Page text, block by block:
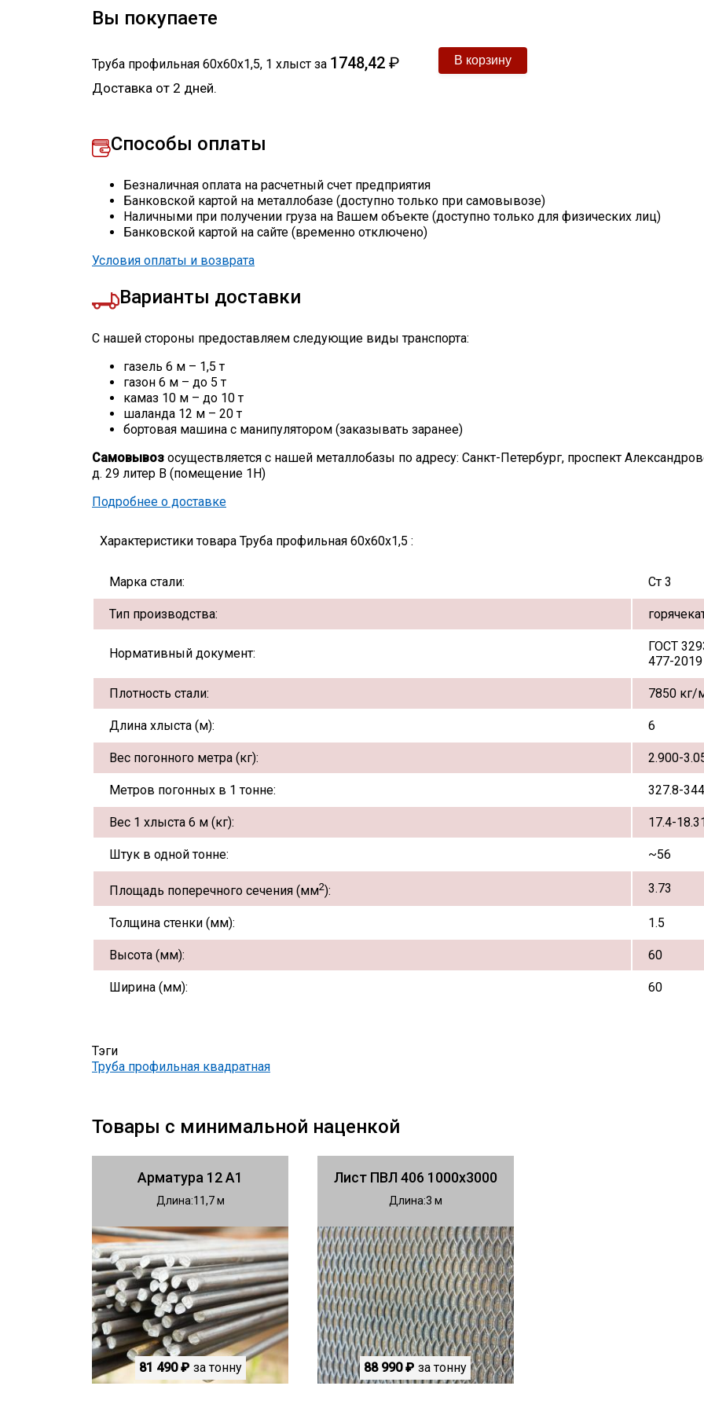
Вы покупаете
Труба профильная 60х60х1,5, 1 хлыст за 1748,42 ₽
Доставка от 2 дней.
Способы оплаты
Безналичная оплата на расчетный счет предприятия
Банковской картой на металлобазе (доступно только при самовывозе)
Наличными при получении груза на Вашем объекте (доступно только для физических лиц)
Банковской картой на сайте (временно отключено)
Условия оплаты и возврата
Варианты доставки
С нашей стороны предоставляем следующие виды транспорта:
газель 6 м – 1,5 т
газон 6 м – до 5 т
камаз 10 м – до 10 т
шаланда 12 м – 20 т
бортовая машина с манипулятором (заказывать заранее)
Самовывоз осуществляется с нашей металлобазы по адресу: Санкт-Петербург, проспект
д. 29 литер В (помещение 1Н)
Подробнее о доставке
Характеристики товара Труба профильная 60х60х1,5 :
Марка стали: Ст 3
Тип производства:
Нормативный документ:
ГОСТ
477-2019
Плотность стали: 7850 кг/
Длина хлыста (м): 6
Вес погонного метра (кг): 2.900-
Метров погонных в 1 тонне: 327.8-
Вес 1 хлыста 6 м (кг): 17.4-
Штук в одной тонне: ~56
Площадь поперечного сечения (мм2): 3.73
Толщина стенки (мм): 1.5
Высота (мм): 60
Ширина (мм): 60
Тэги
Труба профильная квадратная
Товары с минимальной наценкой
Арматура 12 А1
Длина 11,7
81 490 ₽ за тонну
Лист ПВЛ 406 1000х3000
Длина 3
88 990 ₽ за тонну